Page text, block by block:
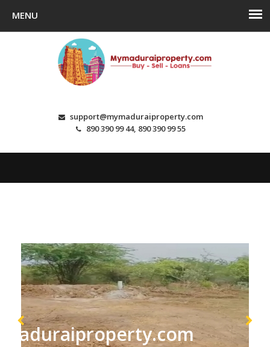
support@mymaduraiproperty.com
890 390 99 44, 890 390 99 55